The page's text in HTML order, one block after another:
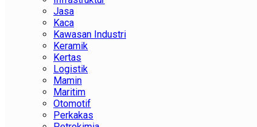
Jasa
Kaca
Kawasan Industri
Keramik
Kertas
Logistik
Mamin
Maritim
Otomotif
Perkakas